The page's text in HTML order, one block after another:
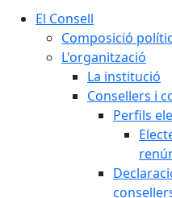
El Consell
Composició
L'organització
La institució
Consellers i
Perfils